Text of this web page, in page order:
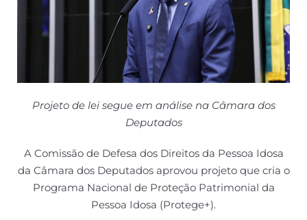
Projeto de lei segue em análise na Câmara dos
Deputados
A Comissão de Defesa dos Direitos da Pessoa Idosa
da Câmara dos Deputados aprovou projeto que cria o
Programa Nacional de Proteção Patrimonial da
Pessoa Idosa (Protege+).